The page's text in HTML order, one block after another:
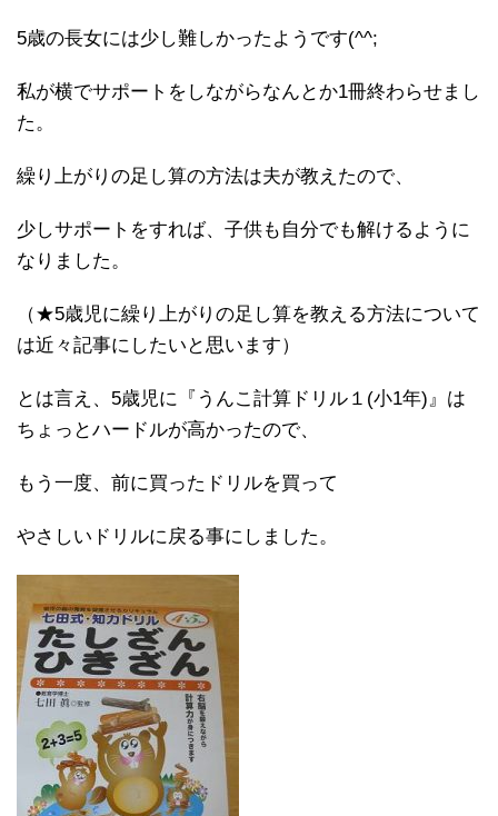
5歳の長女には少し難しかったようです(^^;
私が横でサポートをしながらなんとか1冊終わらせまし
た。
繰り上がりの足し算の方法は夫が教えたので、
少しサポートをすれば、子供も自分でも解けるように
なりました。
（★5歳児に繰り上がりの足し算を教える方法について
は近々記事にしたいと思います）
とは言え、5歳児に『うんこ計算ドリル１(小1年)』は
ちょっとハードルが高かったので、
もう一度、前に買ったドリルを買って
やさしいドリルに戻る事にしました。